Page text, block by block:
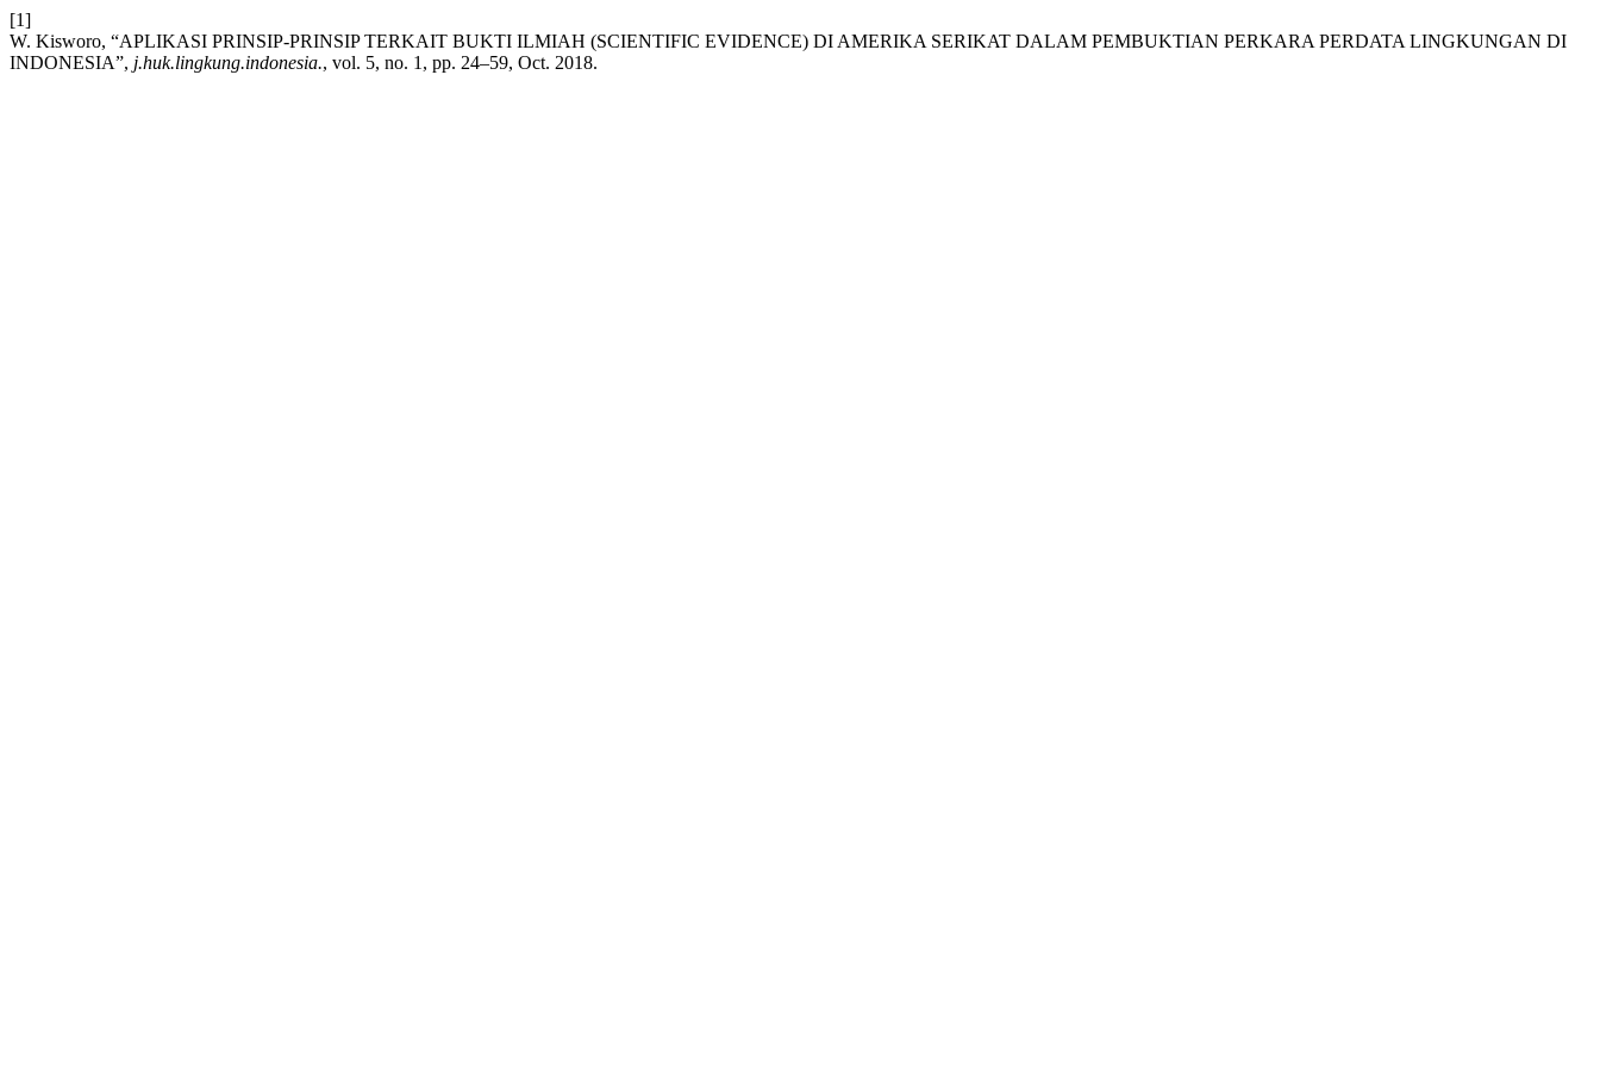
[1]
W. Kisworo, “APLIKASI PRINSIP-PRINSIP TERKAIT BUKTI ILMIAH (SCIENTIFIC EVIDENCE) DI AMERIKA SERIKAT DALAM PEMBUKTIAN PERKARA PERDATA LINGKUNGAN DI
INDONESIA”, j.huk.lingkung.indonesia., vol. 5, no. 1, pp. 24–59, Oct. 2018.